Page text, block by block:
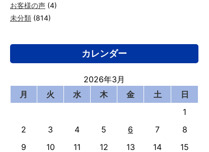
お客様の声 (4)
未分類 (814)
カレンダー
2026年3月
月
火 水 木 金 土
日
1
2
3 4 5 6 7
8
9
10 11 12 13 14
15